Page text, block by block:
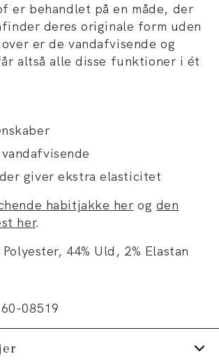
er behandlet på en måde, der
deres originale form uden
er de vandafvisende og
altså alle disse funktioner i ét
giver ekstra elasticitet
habitjakke her og den
her.
Polyester, 44% Uld, 2% Elastan
60-08519